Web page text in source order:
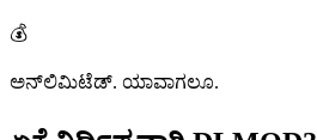
💰
ಅನ್‌ಲಿಮಿಟೆಡ್. ಯಾವಾಗಲೂ.